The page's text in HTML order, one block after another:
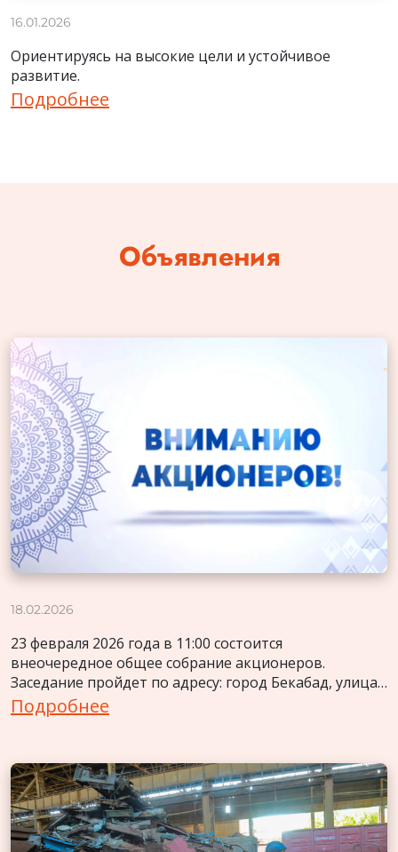
16.01.2026
Ориентируясь на высокие цели и устойчивое
развитие.
Подробнее
Объявления
18.02.2026
23 февраля 2026 года в 11:00 состоится
внеочередное общее собрание акционеров.
Заседание пройдет по адресу: город Бекабад, улица
Истикбол, дом 1, в «Доме культуры металлургов».
Подробнее